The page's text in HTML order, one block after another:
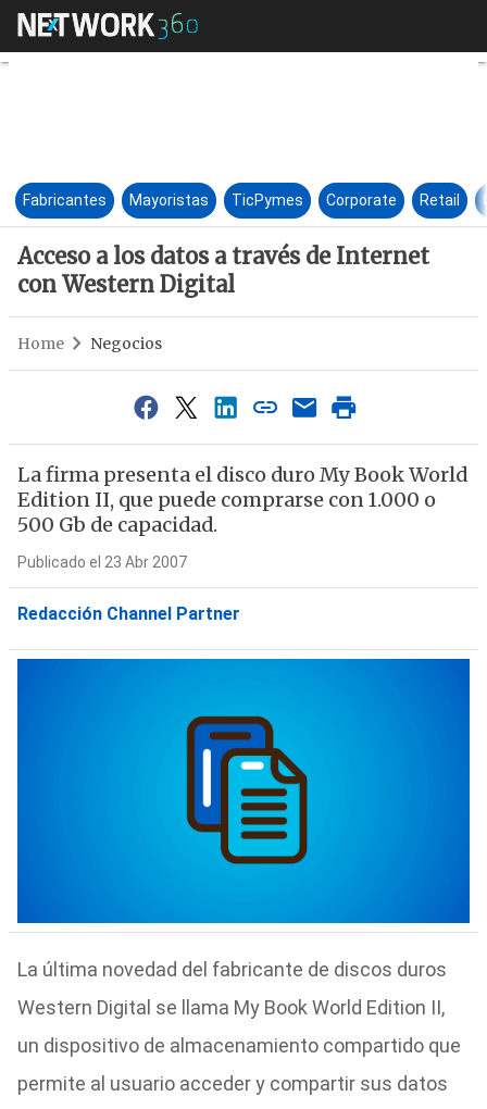
Acceso a los datos a través
Fabricantes Mayoristas TicPymes Corporate Retail
Acceso a los datos a través de Internet
con Western Digital
Home Negocios
La firma presenta el disco duro My Book World
Edition II, que puede comprarse con 1.000 o
500 Gb de capacidad.
Publicado el 23 Abr 2007
Redacción Channel Partner
La última novedad del fabricante de discos duros
Western Digital se llama My Book World Edition II,
un dispositivo de almacenamiento compartido que
permite al usuario acceder y compartir sus datos